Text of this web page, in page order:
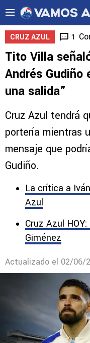
CRUZ AZUL 1
Tito Villa
Andrés Gudiño
una salida”
Cruz Azul tendrá
portería mientras
mensaje que
Gudiño.
La crítica a
Azul
Cruz Azul
Giménez
Actualizado el 02/06/